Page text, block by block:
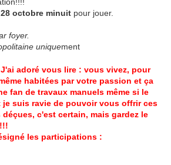
28 octobre minuit pour jouer.
foyer.
uniquement
J'ai adoré vous lire : vous vivez, pour
habitées par votre passion et ça
fan de travaux manuels même si le
je suis ravie de pouvoir vous offrir ces
c'est certain, mais gardez le
les participations :